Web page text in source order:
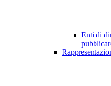
Enti di